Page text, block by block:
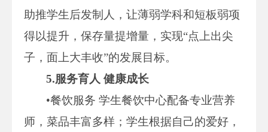
助推学生后发制人，让薄弱学科和短板弱项
得以提升，保存量提增量，实现“点上出尖
子，面上大丰收”的发展目标。
5.服务育人 健康成长
•餐饮服务 学生餐饮中心配备专业营养
师，菜品丰富多样；学生根据自己的爱好，